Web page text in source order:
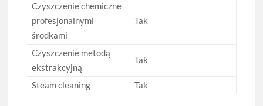
Czyszczenie chemiczne
profesjonalnymi
środkami
Tak
Czyszczenie metodą
ekstrakcyjną
Tak
Steam cleaning Tak